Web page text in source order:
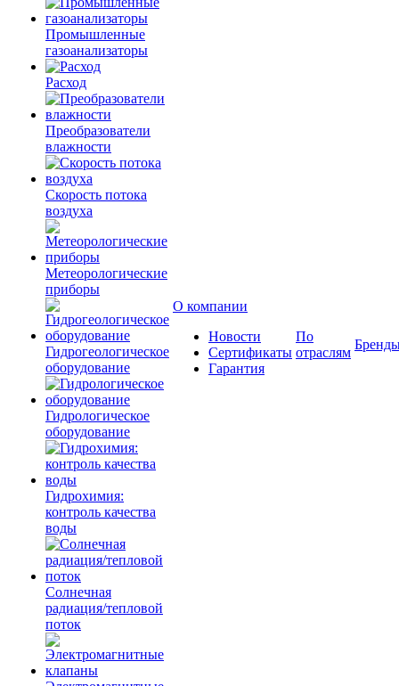
Промышленные
газоанализаторы
Расход
Преобразователи
влажности
Скорость потока
воздуха
Метеорологические
приборы
Гидрогеологическое
оборудование
Гидрологическое
оборудование
Гидрохимия:
контроль качества
воды
Солнечная
радиация/тепловой
поток
О компании
Новости
Сертификаты
Гарантия
По
отраслям